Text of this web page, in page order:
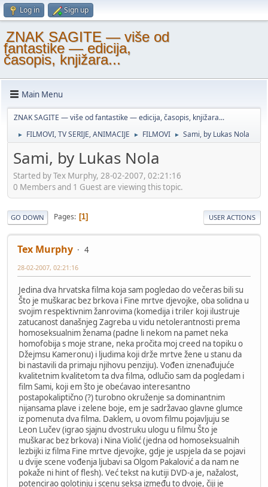
Log in Sign up
ZNAK SAGITE — više od
fantastike — edicija,
časopis, knjižara...
Main Menu
ZNAK SAGITE — više od fantastike — edicija, časopis, knjižara...
► FILMOVI, TV SERIJE, ANIMACIJE ► FILMOVI ► Sami, by Lukas Nola
Sami, by Lukas Nola
Started by Tex Murphy, 28-02-2007, 02:21:16
0 Members and 1 Guest are viewing this topic.
GO DOWN Pages 1 USER ACTIONS
Tex Murphy 4
28-02-2007, 02:21:16
Jedina dva hrvatska filma koja sam pogledao do večeras bili su
Što je muškarac bez brkova i Fine mrtve djevojke, oba solidna u
svojim respektivnim žanrovima (komedija i triler koji ilustruje
zatucanost današnjeg Zagreba u vidu netolerantnosti prema
homoseksualnim ženama (padne li nekom na pamet neka
homofobija s moje strane, neka pročita moj creed na topiku o
Džejmsu Kameronu) i ljudima koji drže mrtve žene u stanu da
bi nastavili da primaju njihovu penziju). Vođen iznenađujuće
kvalitetnim kvalitetom ta dva filma, odlučio sam da pogledam i
film Sami, koji em što je obećavao interesantno
postapokaliptično (?) turobno okruženje sa dominantnim
nijansama plave i zelene boje, em je sadržavao glavne glumce
iz pomenuta dva filma. Daklem, u ovom filmu pojavljuju se
Leon Lučev (igrao sjajnu dvostruku ulogu u filmu Što je
muškarac bez brkova) i Nina Violić (jedna od homoseksualnih
lezbijki iz filma Fine mrtve djevojke, gdje je uspjela da se pojavi
u dvije scene vođenja ljubavi sa Olgom Pakalović a da nam ne
pokaže ni hint of flesh). Već tekst na kutiji DVD-a je, nažalost,
potencirao golotinju i scenu seksa između to dvoje, čiji je